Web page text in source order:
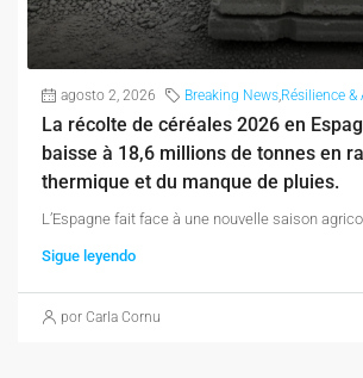
agosto 2, 2026 Breaking News Résilience &
La récolte de céréales 2026 en
baisse à 18,6 millions de tonnes en
thermique et du manque de pluies.
L’Espagne fait face à une nouvelle saison
Sigue leyendo
por Carla Cornu